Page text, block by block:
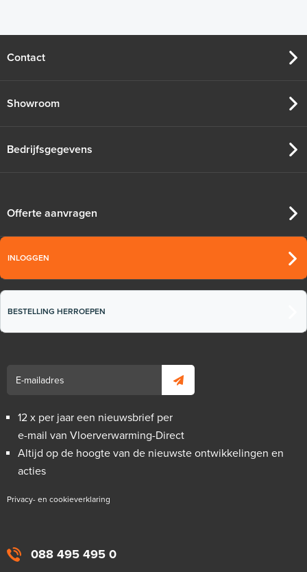
088 495 495 0
Contact
Showroom
Bedrijfsgegevens
Offerte aanvragen
INLOGGEN
BESTELLING HERROEPEN
12 x per jaar een nieuwsbrief per
e-mail van Vloerverwarming-Direct
Altijd op de hoogte van de nieuwste ontwikkelingen en
acties
Privacy- en cookieverklaring